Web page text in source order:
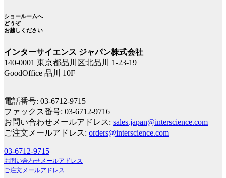
ショールームへ
どうぞ
お越しください
インターサイエンス ジャパン株式会社
140-0001 東京都品川区北品川 1-23-19
GoodOffice 品川 10F
電話番号: 03-6712-9715
ファックス番号: 03-6712-9716
お問い合わせメールアドレス: sales.japan@interscience.com
ご注文メールアドレス: orders@interscience.com
03-6712-9715
お問い合わせメールアドレス
ご注文メールアドレス